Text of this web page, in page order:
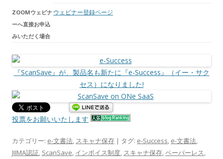
ZOOMウェビナ
ーへ直接お申込
みいただく場合
ウェビナー登録ページ
『ScanSave』が、製品名も新たに『e-Success』（イー・サク
セス）になりました!
投票をお願いいたします
カテゴリー: e-文書法, スキャナ保存 | タグ: e-Success, e-文書法,
JIIMA認証, ScanSave, インボイス制度, スキャナ保存,ペーパーレス,